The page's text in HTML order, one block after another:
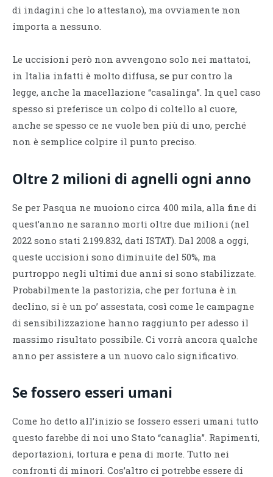
di indagini che lo attestano), ma ovviamente non
importa a nessuno.
Le uccisioni però non avvengono solo nei mattatoi,
in Italia infatti è molto diffusa, se pur contro la
legge, anche la macellazione “casalinga”. In quel caso
spesso si preferisce un colpo di coltello al cuore,
anche se spesso ce ne vuole ben più di uno, perché
non è semplice colpire il punto preciso.
Oltre 2 milioni di agnelli ogni anno
Se per Pasqua ne muoiono circa 400 mila, alla fine di
quest’anno ne saranno morti oltre due milioni (nel
2022 sono stati 2.199.832, dati ISTAT). Dal 2008 a oggi,
queste uccisioni sono diminuite del 50%, ma
purtroppo negli ultimi due anni si sono stabilizzate.
Probabilmente la pastorizia, che per fortuna è in
declino, si è un po’ assestata, così come le campagne
di sensibilizzazione hanno raggiunto per adesso il
massimo risultato possibile. Ci vorrà ancora qualche
anno per assistere a un nuovo calo significativo.
Se fossero esseri umani
Come ho detto all’inizio se fossero esseri umani tutto
questo farebbe di noi uno Stato “canaglia”. Rapimenti,
deportazioni, tortura e pena di morte. Tutto nei
confronti di minori. Cos’altro ci potrebbe essere di